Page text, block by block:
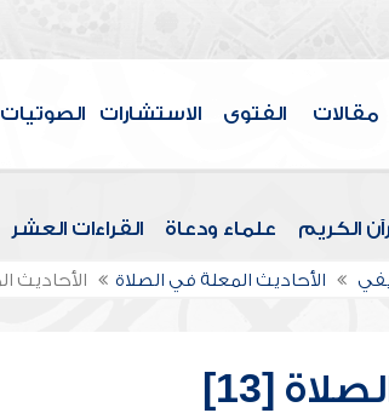
مقالات الفتوى الاستشارات الصوتيات
الكريم علماء ودعاة القراءات العشر
الأحاديث المعلة في الصلاة الأحاديث
[13]